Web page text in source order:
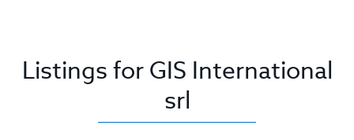
Listings for GIS International
srl